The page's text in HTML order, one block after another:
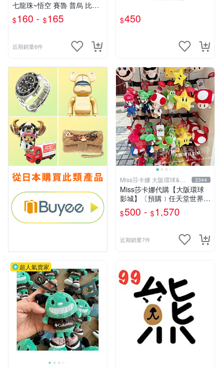
七龍珠~悟空 賽魯 普烏 比克
克林 特南克斯 娃娃 玩偶~七
龍珠玩偶~生日情人禮
$160 - $165
近期銷量6件
$450
Miss莎卡娜 大阪環球&迪
士尼代購
2344
Miss莎卡娜代購【大阪環球
影城】〔預購﹞任天堂世界
瑪利歐 路易吉 耀西 奇諾比奧
碧姬公主 無敵星星 蘑菇 大金
$500 - $1,570
近期銷量7件
超人氣賣家